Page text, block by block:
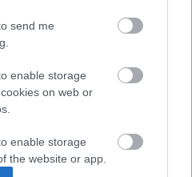
send me
enable storage
on web or
enable storage
the website or app.
mi minket ide